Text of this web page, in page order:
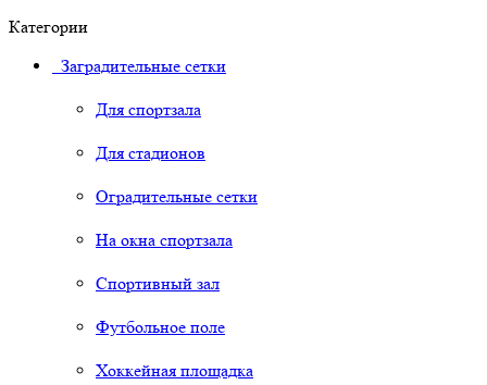
Категории
Заградительные сетки
Для спортзала
Для стадионов
Оградительные сетки
На окна спортзала
Спортивный зал
Футбольное поле
Хоккейная площадка